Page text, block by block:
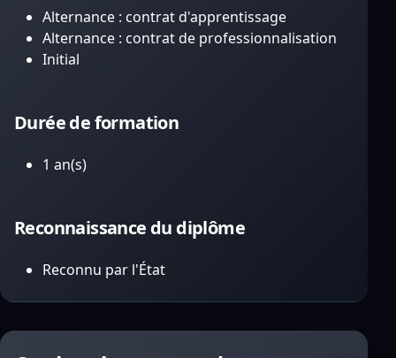
Alternance : contrat d'apprentissage
Alternance : contrat de professionnalisation
Initial
Durée de formation
1 an(s)
Reconnaissance du diplôme
Reconnu par l'État